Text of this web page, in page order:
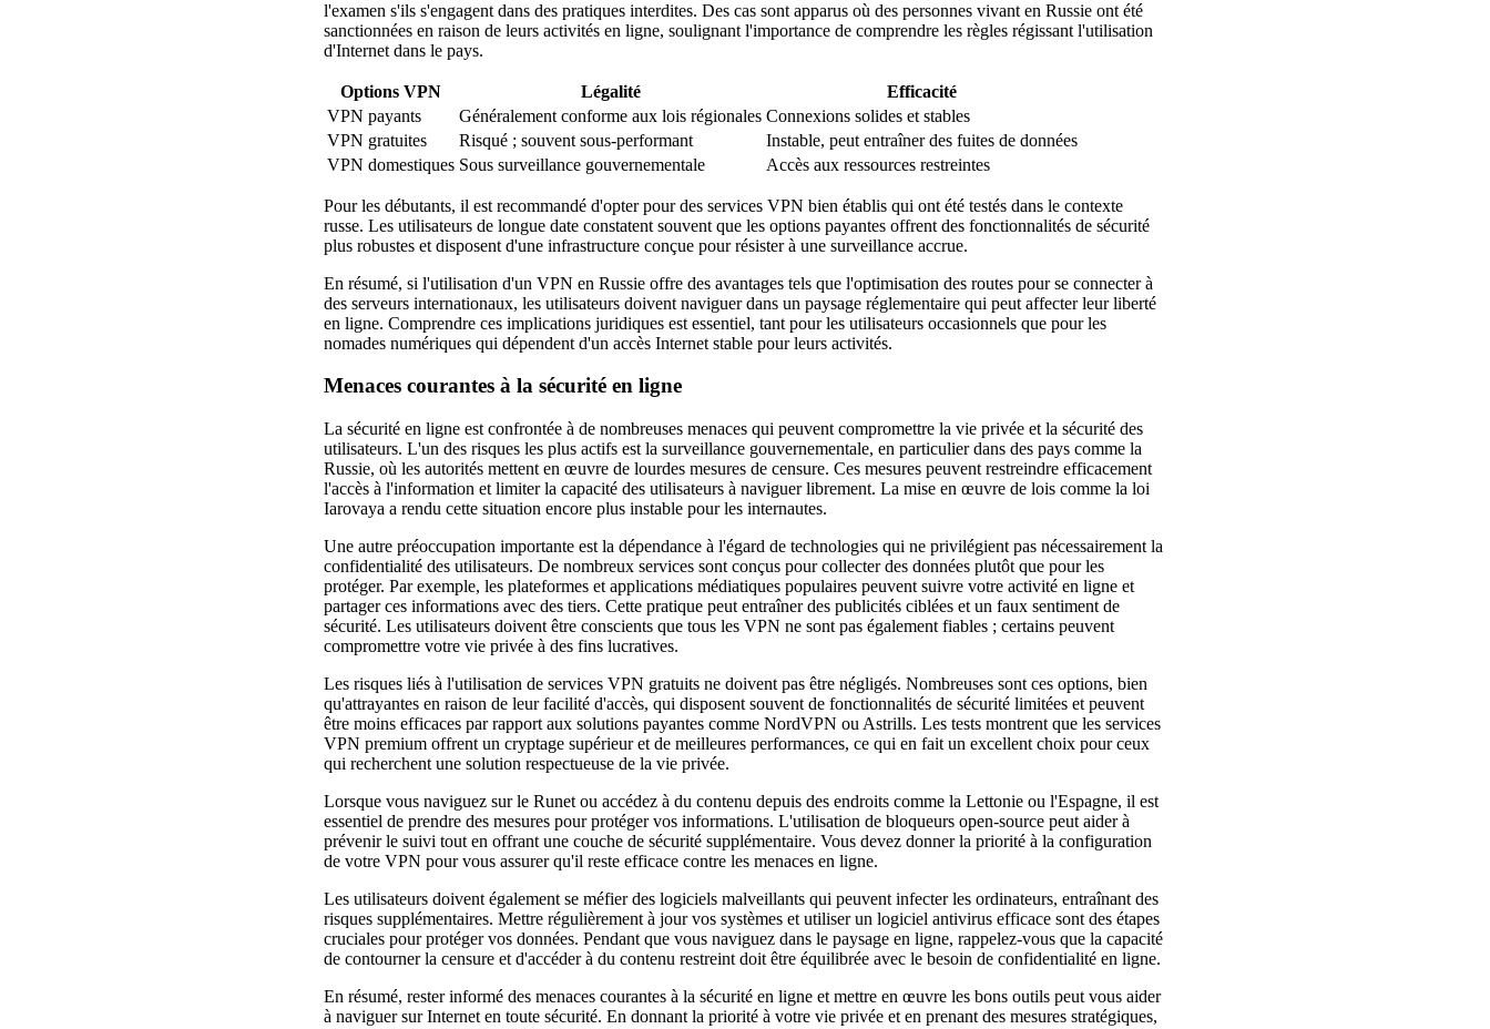
l'examen s'ils s'engagent dans des pratiques interdites. Des cas sont apparus où des personnes vivant en Russie ont été
sanctionnées en raison de leurs activités en ligne, soulignant l'importance de comprendre les règles régissant l'utilisation
d'Internet dans le pays.
Options VPN Légalité
Efficacité
VPN payants
Généralement conforme aux lois régionales Connexions solides et stables
VPN gratuites
Risqué ; souvent sous-performant
Instable, peut entraîner des fuites de données
VPN domestiques Sous surveillance gouvernementale Accès aux ressources restreintes
Pour les débutants, il est recommandé d'opter pour des services VPN bien établis qui ont été testés dans le contexte
russe. Les utilisateurs de longue date constatent souvent que les options payantes offrent des fonctionnalités de sécurité
plus robustes et disposent d'une infrastructure conçue pour résister à une surveillance accrue.
En résumé, si l'utilisation d'un VPN en Russie offre des avantages tels que l'optimisation des routes pour se connecter à
des serveurs internationaux, les utilisateurs doivent naviguer dans un paysage réglementaire qui peut affecter leur liberté
en ligne. Comprendre ces implications juridiques est essentiel, tant pour les utilisateurs occasionnels que pour les
nomades numériques qui dépendent d'un accès Internet stable pour leurs activités.
Menaces courantes à la sécurité en ligne
La sécurité en ligne est confrontée à de nombreuses menaces qui peuvent compromettre la vie privée et la sécurité des
utilisateurs. L'un des risques les plus actifs est la surveillance gouvernementale, en particulier dans des pays comme la
Russie, où les autorités mettent en œuvre de lourdes mesures de censure. Ces mesures peuvent restreindre efficacement
l'accès à l'information et limiter la capacité des utilisateurs à naviguer librement. La mise en œuvre de lois comme la loi
Iarovaya a rendu cette situation encore plus instable pour les internautes.
Une autre préoccupation importante est la dépendance à l'égard de technologies qui ne privilégient pas nécessairement la
confidentialité des utilisateurs. De nombreux services sont conçus pour collecter des données plutôt que pour les
protéger. Par exemple, les plateformes et applications médiatiques populaires peuvent suivre votre activité en ligne et
partager ces informations avec des tiers. Cette pratique peut entraîner des publicités ciblées et un faux sentiment de
sécurité. Les utilisateurs doivent être conscients que tous les VPN ne sont pas également fiables ; certains peuvent
compromettre votre vie privée à des fins lucratives.
Les risques liés à l'utilisation de services VPN gratuits ne doivent pas être négligés. Nombreuses sont ces options, bien
qu'attrayantes en raison de leur facilité d'accès, qui disposent souvent de fonctionnalités de sécurité limitées et peuvent
être moins efficaces par rapport aux solutions payantes comme NordVPN ou Astrills. Les tests montrent que les services
VPN premium offrent un cryptage supérieur et de meilleures performances, ce qui en fait un excellent choix pour ceux
qui recherchent une solution respectueuse de la vie privée.
Lorsque vous naviguez sur le Runet ou accédez à du contenu depuis des endroits comme la Lettonie ou l'Espagne, il est
essentiel de prendre des mesures pour protéger vos informations. L'utilisation de bloqueurs open-source peut aider à
prévenir le suivi tout en offrant une couche de sécurité supplémentaire. Vous devez donner la priorité à la configuration
de votre VPN pour vous assurer qu'il reste efficace contre les menaces en ligne.
Les utilisateurs doivent également se méfier des logiciels malveillants qui peuvent infecter les ordinateurs, entraînant des
risques supplémentaires. Mettre régulièrement à jour vos systèmes et utiliser un logiciel antivirus efficace sont des étapes
cruciales pour protéger vos données. Pendant que vous naviguez dans le paysage en ligne, rappelez-vous que la capacité
de contourner la censure et d'accéder à du contenu restreint doit être équilibrée avec le besoin de confidentialité en ligne.
En résumé, rester informé des menaces courantes à la sécurité en ligne et mettre en œuvre les bons outils peut vous aider
à naviguer sur Internet en toute sécurité. En donnant la priorité à votre vie privée et en prenant des mesures stratégiques,